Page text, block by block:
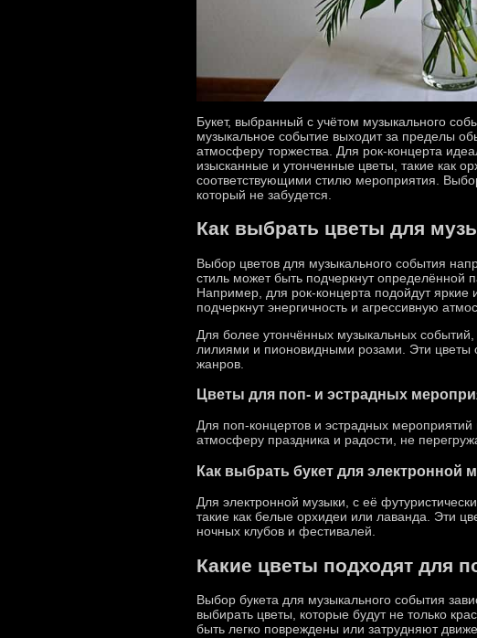
Букет, выбранный с учётом музыкального
музыкальное событие выходит за пределы
атмосферу торжества. Для рок-концерта
изысканные и утонченные цветы, такие как
соответствующими стилю мероприятия.
который не забудется.
Как выбрать цветы для
Выбор цветов для музыкального события
стиль может быть подчеркнут определённой
Например, для рок-концерта подойдут
подчеркнут энергичность и агрессивную
Для более утончённых музыкальных событий,
лилиями и пионовидными розами. Эти цветы
жанров.
Цветы для поп- и эстрадных
Для поп-концертов и эстрадных
атмосферу праздника и радости, не
Как выбрать букет для электронной
Для электронной музыки, с её
такие как белые орхидеи или лаванда. Эти
ночных клубов и фестивалей.
Какие цветы подходят для
Выбор букета для музыкального события
выбирать цветы, которые будут не только
быть легко повреждены или затрудняют